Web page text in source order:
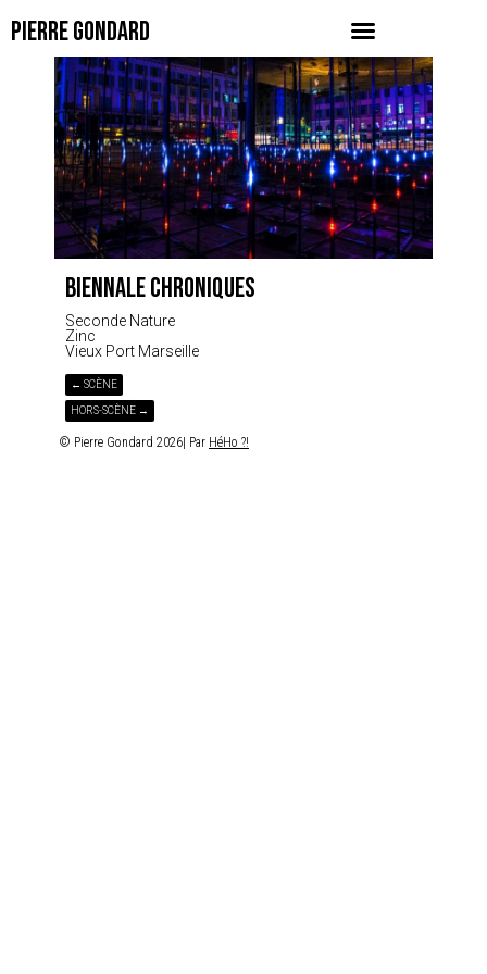
PIERRE GONDARD
BIENNALE CHRONIQUES
Seconde Nature
Zinc
Vieux Port Marseille
← SCÈNE
HORS-SCÈNE →
© Pierre Gondard 2026| Par HéHo ?!